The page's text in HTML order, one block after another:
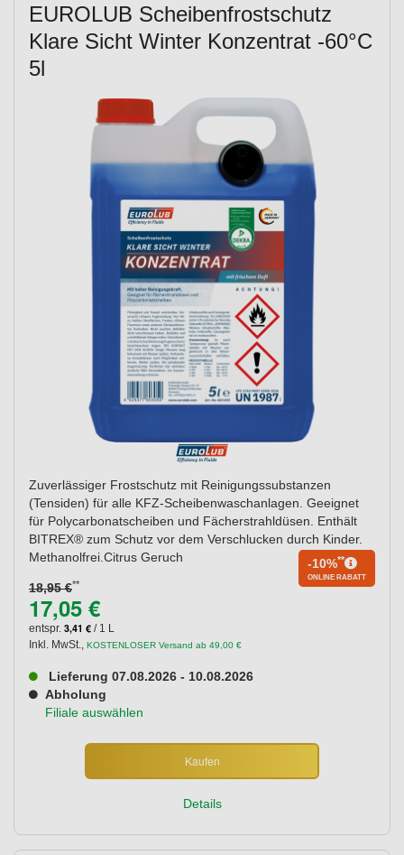
EUROLUB Scheibenfrostschutz
Klare Sicht Winter Konzentrat -60°C
5l
Zuverlässiger Frostschutz mit Reinigungssubstanzen
(Tensiden) für alle KFZ-Scheibenwaschanlagen. Geeignet
für Polycarbonatscheiben und Fächerstrahldüsen. Enthält
BITREX® zum Schutz vor dem Verschlucken durch Kinder.
Methanolfrei.Citrus Geruch
18,95 €**
-10%**
ONLINE RABATT
17,05 €
entspr. 3,41 € / 1 L
Inkl. MwSt., KOSTENLOSER Versand ab 49,00 €
Lieferung 07.08.2026 - 10.08.2026
Abholung
Filiale auswählen
Kaufen
Details